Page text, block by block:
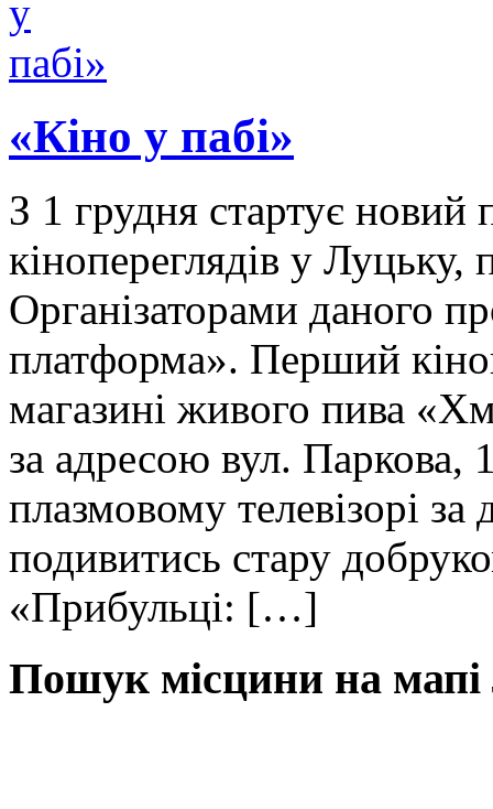
«Кіно у пабі»
З 1 грудня стартує новий
кінопереглядів у Луцьку,
Організаторами даного
платформа». Перший
магазині живого пива
за адресою вул.
плазмовому телевізорі
подивитись стару
«Прибульці: […]
Пошук місцини на